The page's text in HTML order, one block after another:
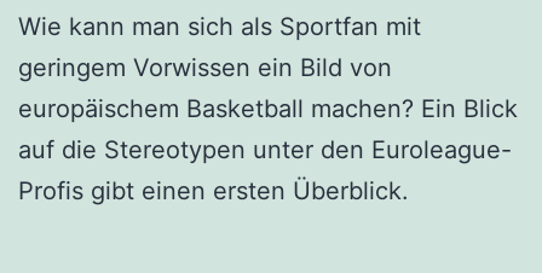
Wie kann man sich als Sportfan mit
geringem Vorwissen ein Bild von
europäischem Basketball machen? Ein Blick
auf die Stereotypen unter den Euroleague-
Profis gibt einen ersten Überblick.